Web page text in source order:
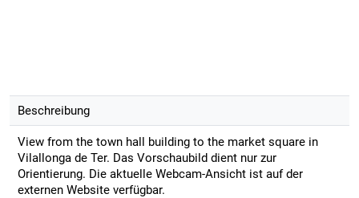
Beschreibung
View from the town hall building to the market square in
Vilallonga de Ter. Das Vorschaubild dient nur zur
Orientierung. Die aktuelle Webcam-Ansicht ist auf der
externen Website verfügbar.